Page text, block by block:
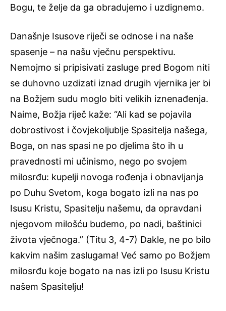
Bogu, te želje da ga obradujemo i uzdignemo.
Današnje Isusove riječi se odnose i na naše
spasenje – na našu vječnu perspektivu.
Nemojmo si pripisivati zasluge pred Bogom niti
se duhovno uzdizati iznad drugih vjernika jer bi
na Božjem sudu moglo biti velikih iznenađenja.
Naime, Božja riječ kaže: “Ali kad se pojavila
dobrostivost i čovjekoljublje Spasitelja našega,
Boga, on nas spasi ne po djelima što ih u
pravednosti mi učinismo, nego po svojem
milosrđu: kupelji novoga rođenja i obnavljanja
po Duhu Svetom, koga bogato izli na nas po
Isusu Kristu, Spasitelju našemu, da opravdani
njegovom milošću budemo, po nadi, baštinici
života vječnoga.” (Titu 3, 4-7) Dakle, ne po bilo
kakvim našim zaslugama! Već samo po Božjem
milosrđu koje bogato na nas izli po Isusu Kristu
našem Spasitelju!